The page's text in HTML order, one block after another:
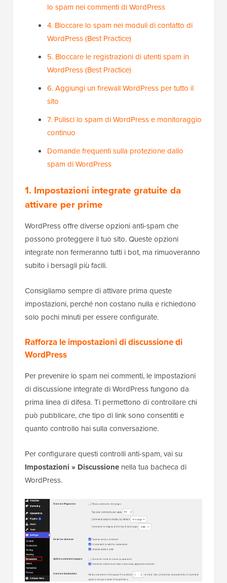
lo spam nei commenti di WordPress
4. Bloccare lo spam nei moduli di contatto di
WordPress (Best Practice)
5. Bloccare le registrazioni di utenti spam in
WordPress (Best Practice)
6. Aggiungi un firewall WordPress per tutto il
sito
7. Pulisci lo spam di WordPress e monitoraggio
continuo
Domande frequenti sulla protezione dallo
spam di WordPress
1. Impostazioni integrate gratuite da
attivare per prime
WordPress offre diverse opzioni anti-spam che
possono proteggere il tuo sito. Queste opzioni
integrate non fermeranno tutti i bot, ma rimuoveranno
subito i bersagli più facili.
Consigliamo sempre di attivare prima queste
impostazioni, perché non costano nulla e richiedono
solo pochi minuti per essere configurate.
Rafforza le impostazioni di discussione di
WordPress
Per prevenire lo spam nei commenti, le impostazioni
di discussione integrate di WordPress fungono da
prima linea di difesa. Ti permettono di controllare chi
può pubblicare, che tipo di link sono consentiti e
quanto controllo hai sulla conversazione.
Per configurare questi controlli anti-spam, vai su
Impostazioni » Discussione nella tua bacheca di
WordPress.